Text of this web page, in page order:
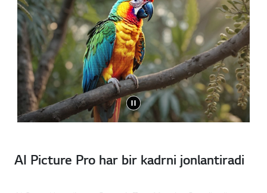
AI Picture Pro har bir kadrni jonlantiradi